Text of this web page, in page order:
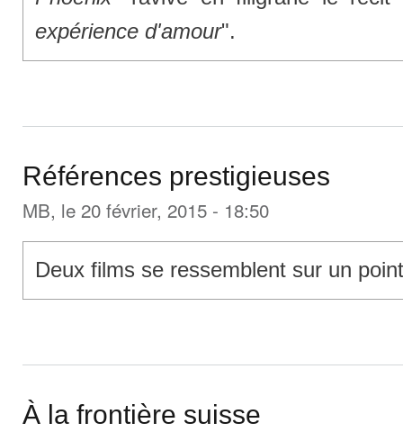
expérience d'amour".
Références prestigieuses
MB, le 20 février, 2015 - 18:50
Deux films se ressemblent sur un
À la frontière suisse